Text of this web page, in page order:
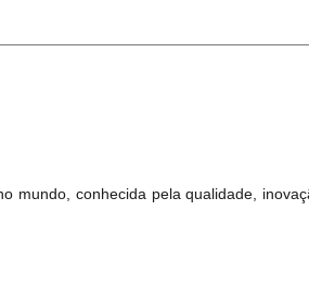
mundo, conhecida pela qualidade,